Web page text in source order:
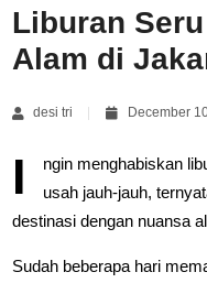
Liburan
Alam di
desi tri December
I
ngin menghabiskan
usah jauh-jauh,
destinasi dengan nuansa
Sudah beberapa hari